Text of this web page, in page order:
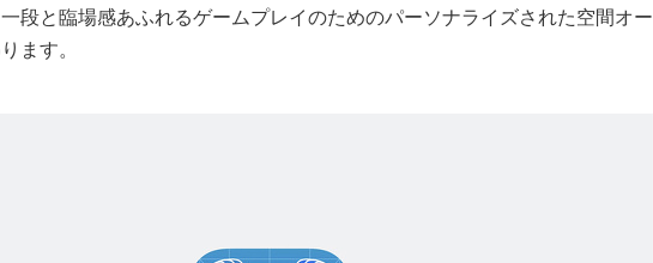
段と臨場感あふれるゲームプレイのためのパーソナライズされた空間オー
ます。